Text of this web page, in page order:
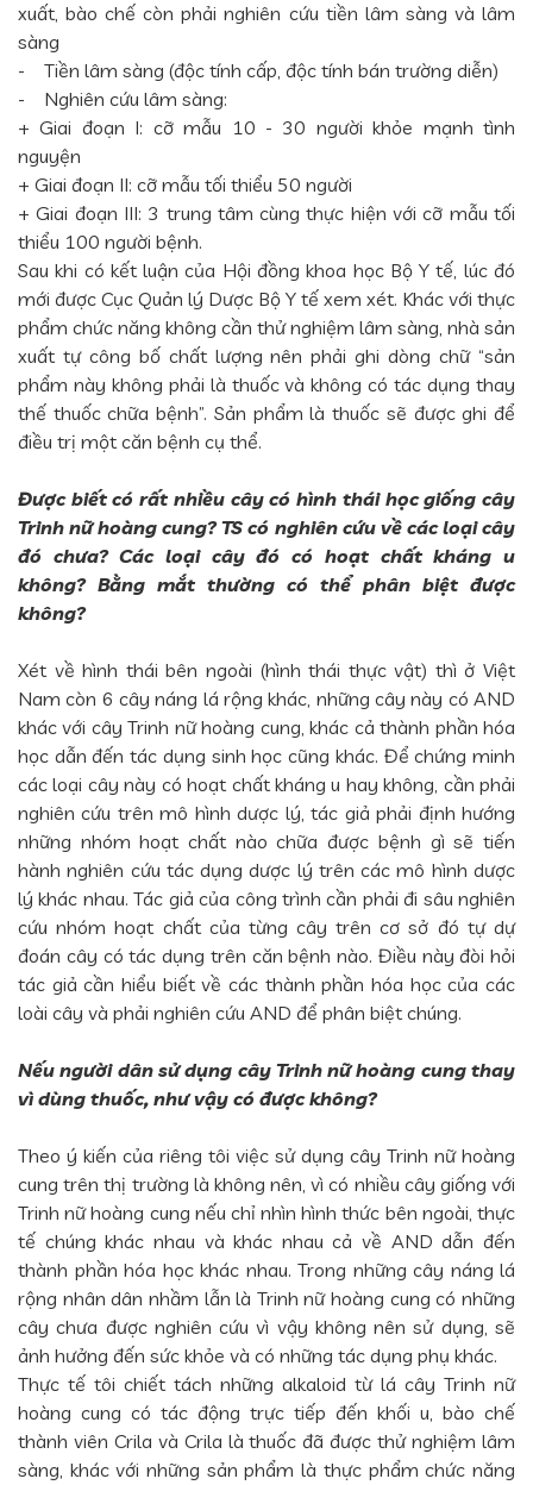
xuất, bào chế còn phải nghiên cứu tiền lâm sàng và lâm
sàng
- Tiền lâm sàng (độc tính cấp, độc tính bán trường diễn)
- Nghiên cứu lâm sàng:
+ Giai đoạn I: cỡ mẫu 10 - 30 người khỏe mạnh tình
nguyện
+ Giai đoạn II: cỡ mẫu tối thiểu 50 người
+ Giai đoạn III: 3 trung tâm cùng thực hiện với cỡ mẫu tối
thiểu 100 người bệnh.
Sau khi có kết luận của Hội đồng khoa học Bộ Y tế, lúc đó
mới được Cục Quản lý Dược Bộ Y tế xem xét. Khác với thực
phẩm chức năng không cần thử nghiệm lâm sàng, nhà sản
xuất tự công bố chất lượng nên phải ghi dòng chữ “sản
phẩm này không phải là thuốc và không có tác dụng thay
thế thuốc chữa bệnh”. Sản phẩm là thuốc sẽ được ghi để
điều trị một căn bệnh cụ thể.
Được biết có rất nhiều cây có hình thái học giống cây
Trinh nữ hoàng cung? TS có nghiên cứu về các loại cây
đó chưa? Các loại cây đó có hoạt chất kháng u
không? Bằng mắt thường có thể phân biệt được
không?
Xét về hình thái bên ngoài (hình thái thực vật) thì ở Việt
Nam còn 6 cây náng lá rộng khác, những cây này có AND
khác với cây Trinh nữ hoàng cung, khác cả thành phần hóa
học dẫn đến tác dụng sinh học cũng khác. Để chứng minh
các loại cây này có hoạt chất kháng u hay không, cần phải
nghiên cứu trên mô hình dược lý, tác giả phải định hướng
những nhóm hoạt chất nào chữa được bệnh gì sẽ tiến
hành nghiên cứu tác dụng dược lý trên các mô hình dược
lý khác nhau. Tác giả của công trình cần phải đi sâu nghiên
cứu nhóm hoạt chất của từng cây trên cơ sở đó tự dự
đoán cây có tác dụng trên căn bệnh nào. Điều này đòi hỏi
tác giả cần hiểu biết về các thành phần hóa học của các
loài cây và phải nghiên cứu AND để phân biệt chúng.
Nếu người dân sử dụng cây Trinh nữ hoàng cung thay
vì dùng thuốc, như vậy có được không?
Theo ý kiến của riêng tôi việc sử dụng cây Trinh nữ hoàng
cung trên thị trường là không nên, vì có nhiều cây giống với
Trinh nữ hoàng cung nếu chỉ nhìn hình thức bên ngoài, thực
tế chúng khác nhau và khác nhau cả về AND dẫn đến
thành phần hóa học khác nhau. Trong những cây náng lá
rộng nhân dân nhầm lẫn là Trinh nữ hoàng cung có những
cây chưa được nghiên cứu vì vậy không nên sử dụng, sẽ
ảnh hưởng đến sức khỏe và có những tác dụng phụ khác.
Thực tế tôi chiết tách những alkaloid từ lá cây Trinh nữ
hoàng cung có tác động trực tiếp đến khối u, bào chế
thành viên Crila và Crila là thuốc đã được thử nghiệm lâm
sàng, khác với những sản phẩm là thực phẩm chức năng